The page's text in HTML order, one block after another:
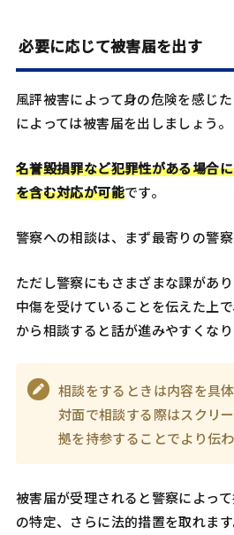
必要に応じて被害届を出す
風評被害によって身の危険を感じ
によっては被害届を出しましょう。
名誉毀損罪など犯罪性がある場合
を含む対応が可能です。
警察への相談は、まず最寄りの警察
ただし警察にもさまざまな課があ
中傷を受けていることを伝えた上
から相談すると話が進みやすくなり
相談をするときは内容を具
対面で相談する際はスクリ
拠を持参することでより伝
被害届が受理されると警察によっ
の特定、さらに法的措置を取れます